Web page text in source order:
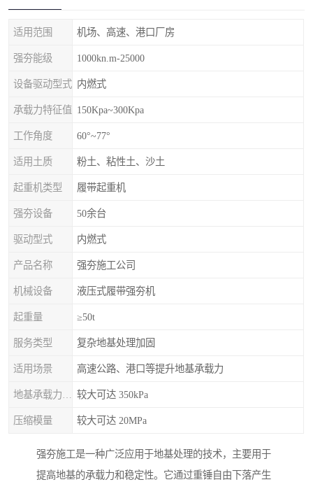
适用范围 机场、高速、港口厂房
强夯能级 1000kn.m-25000
设备驱动型式 内燃式
承载力特征值 150Kpa~300Kpa
工作角度 60°~77°
适用土质 粉土、粘性土、沙土
起重机类型 履带起重机
强夯设备 50余台
驱动型式 内燃式
产品名称 强夯施工公司
机械设备 液压式履带强夯机
起重量 ≥50t
服务类型 复杂地基处理加固
适用场景 高速公路、港口等提升地基承载力
较大可达 350kPa
压缩模量 较大可达 20MPa
强夯施工是一种广泛应用于地基处理的技术，主要用于
提高地基的承载力和稳定性。它通过重锤自由下落产生